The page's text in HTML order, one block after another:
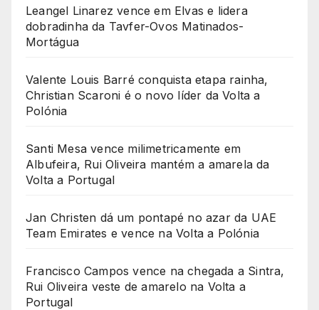
Leangel Linarez vence em Elvas e lidera
dobradinha da Tavfer-Ovos Matinados-
Mortágua
Valente Louis Barré conquista etapa rainha,
Christian Scaroni é o novo líder da Volta a
Polónia
Santi Mesa vence milimetricamente em
Albufeira, Rui Oliveira mantém a amarela da
Volta a Portugal
Jan Christen dá um pontapé no azar da UAE
Team Emirates e vence na Volta a Polónia
Francisco Campos vence na chegada a Sintra,
Rui Oliveira veste de amarelo na Volta a
Portugal